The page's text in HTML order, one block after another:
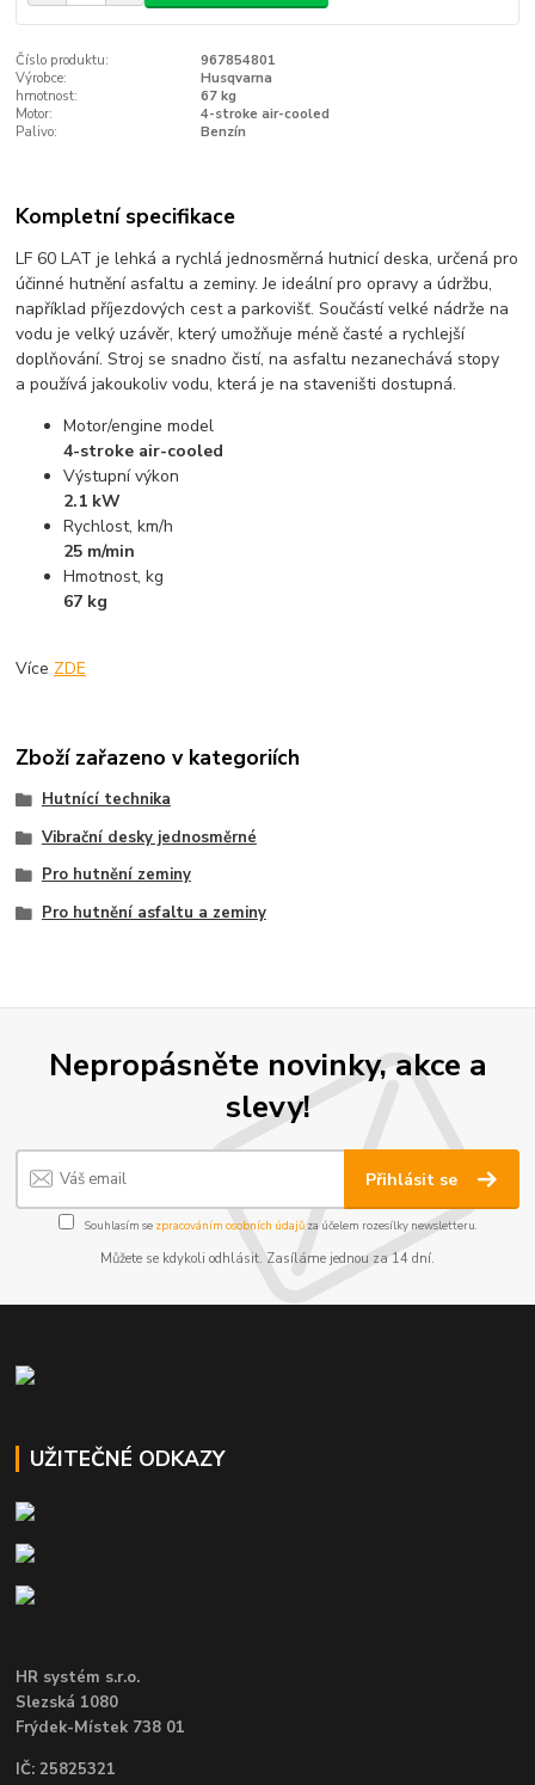
Číslo produktu:
967854801
Výrobce:
Husqvarna
hmotnost:
67 kg
Motor:
4-stroke air-cooled
Palivo:
Benzín
Kompletní specifikace
LF 60 LAT je lehká a rychlá jednosměrná hutnicí deska, určená pro
účinné hutnění asfaltu a zeminy. Je ideální pro opravy a údržbu,
například příjezdových cest a parkovišť. Součástí velké nádrže na
vodu je velký uzávěr, který umožňuje méně časté a rychlejší
doplňování. Stroj se snadno čistí, na asfaltu nezanechává stopy
a používá jakoukoliv vodu, která je na staveništi dostupná.
Motor/engine model
4-stroke air-cooled
Výstupní výkon
2.1 kW
Rychlost, km/h
25 m/min
Hmotnost, kg
67 kg
Více ZDE
Zboží zařazeno v kategoriích
Hutnící technika
Vibrační desky jednosměrné
Pro hutnění zeminy
Pro hutnění asfaltu a zeminy
Nepropásněte novinky, akce a
slevy!
Přihlásit se
Souhlasím se zpracováním osobních údajůza účelem rozesílky newsletteru.
Můžete se kdykoli odhlásit. Zasíláme jednou za 14 dní.
UŽITEČNÉ ODKAZY
HR systém s.r.o.
Slezská 1080
Frýdek-Místek 738 01
IČ: 25825321